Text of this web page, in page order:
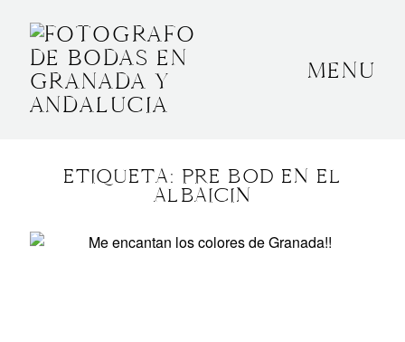
MENU
ETIQUETA: PRE BOD EN EL
ALBAICIN
BODAS